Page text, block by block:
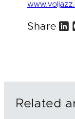
Share
Related